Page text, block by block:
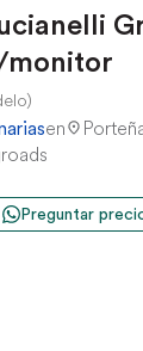
monitor
en
Preguntar